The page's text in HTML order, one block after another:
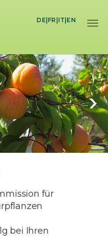
DE| FR IT EN
für
bei Ihren